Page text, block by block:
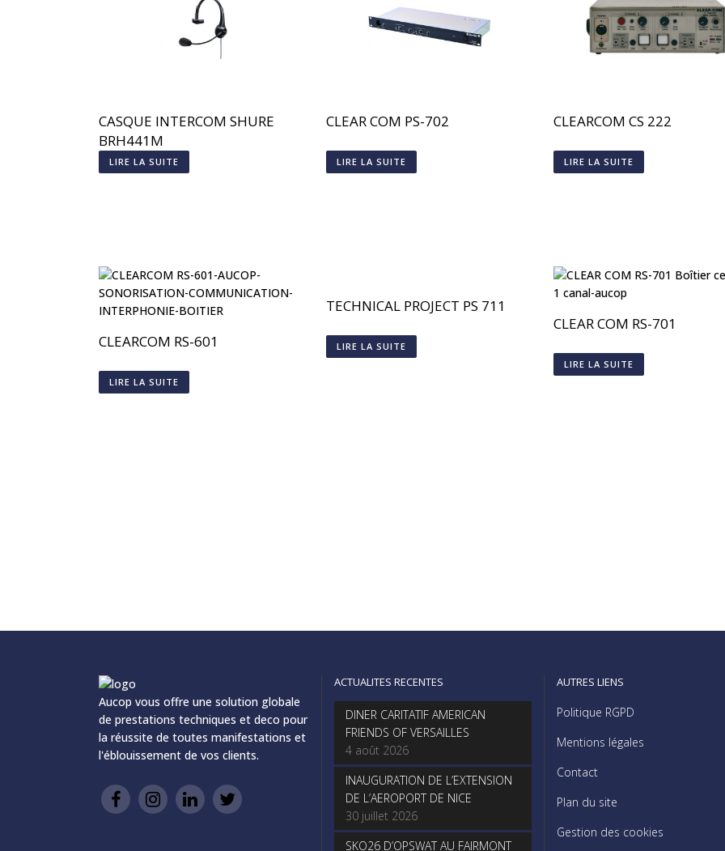
CASQUE INTERCOM SHURE
BRH441M
LIRE LA SUITE
CLEAR COM PS-702
LIRE LA SUITE
CLEARCOM CS 222
LIRE LA SUITE
CLEARCOM RS-601
LIRE LA SUITE
TECHNICAL PROJECT PS 711
LIRE LA SUITE
CLEAR COM RS-701
LIRE LA SUITE
Aucop vous offre une solution globale
de prestations techniques et deco pour
la réussite de toutes manifestations et
l'éblouissement de vos clients.
ACTUALITES RECENTES
DINER CARITATIF AMERICAN
FRIENDS OF VERSAILLES
4 août 2026
INAUGURATION DE L’EXTENSION
DE L’AEROPORT DE NICE
30 juillet 2026
SKO26 D’OPSWAT AU FAIRMONT
AUTRES LIENS
Politique RGPD
Mentions légales
Contact
Plan du site
Gestion des cookies